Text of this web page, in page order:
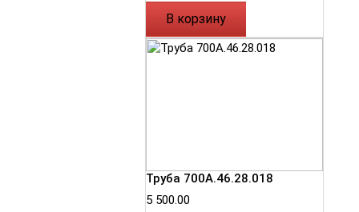
В корзину
Труба 700А.46.28.018
5 500.00